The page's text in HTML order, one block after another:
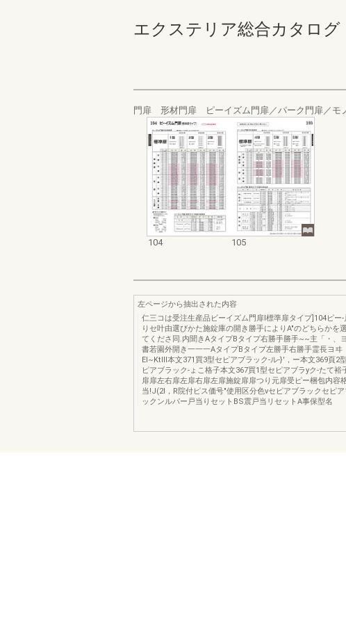
エクステリア総合カタロ
門扉 形材門扉 ピーイズム門扉／パーク門扉／モ
104 105
左ページから抽出された内容
仁三コは受注生産品ビーイズム門扉l標準扉タイプ]104ピー-
りセ叶由選びかた施錠庫の開き勝手によりA"のどちらかを
てくださ同.内聞きAタイプBタイプ右勝手勝手~~主「・、
書若園外開き一一一AタイプBタイプ左勝手右勝手霊長ヨヰ
EI~KtIll本文371買3型セピアブラック-ル-}'，ー本文369頁2
ピアブラック-ょこ格子本文367買1型セピアブラyク-たて裕
扉扉左右扉左扉右扉左扉施錠扉扉つり元扉受ピー梱包内容
当!J(2l，R院付ピス価号"使用区分色vセピアブラックセピア
ックンルパー戸当りセットBS震戸当リセットA事保型名